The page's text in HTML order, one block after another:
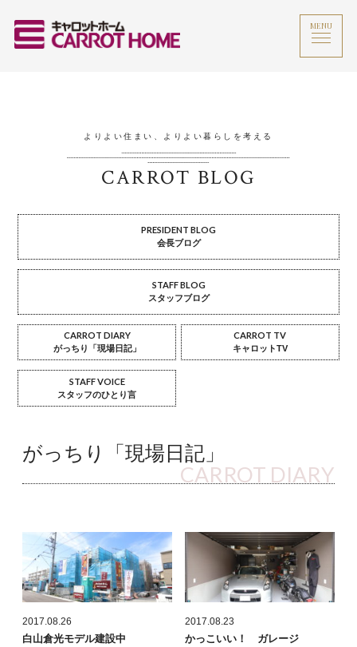
MENU
よりよい住まい、よりよい暮らしを考える
CARROT BLOG
PRESIDENT BLOG
会長ブログ
STAFF BLOG
スタッフブログ
CARROT DIARY
がっちり「現場日記」
CARROT TV
キャロットTV
STAFF VOICE
スタッフのひとり言
がっちり「現場日記」
CARROT DIARY
2017.08.26
白山倉光モデル建設中
2017.08.23
かっこいい！ ガレージ